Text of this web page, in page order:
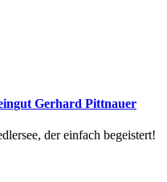
Gerhard Pittnauer
der einfach begeistert!